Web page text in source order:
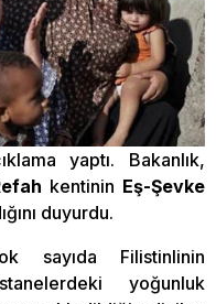
yaptı. Bakanlık,
kentinin Eş-Şevke
duyurdu.
sayıda Filistinlinin
yoğunluk